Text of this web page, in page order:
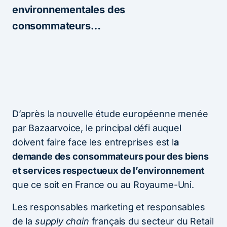
environnementales des
consommateurs…
D’après la nouvelle étude européenne menée
par Bazaarvoice, le principal défi auquel
doivent faire face les entreprises est la
demande des consommateurs pour des biens
et services respectueux de l’environnement
que ce soit en France ou au Royaume-Uni.
Les responsables marketing et responsables
de la supply chain français du secteur du Retail